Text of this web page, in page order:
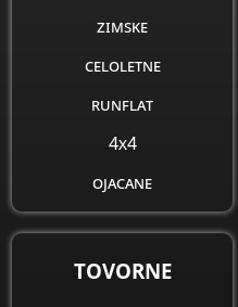
zimske
celoletne
runflat
4x4
ojacane
obnovljene
dimenzije
TOVORNE